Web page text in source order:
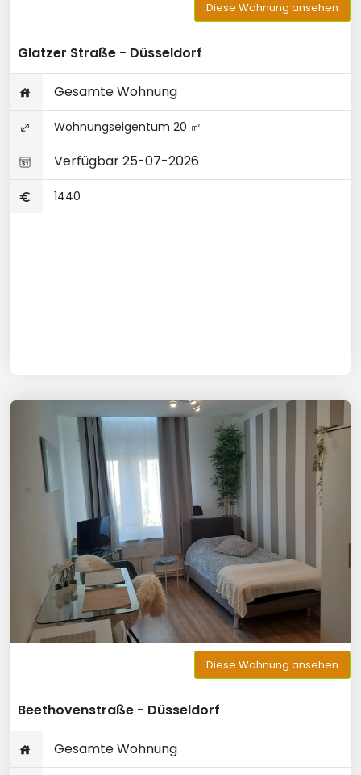
Diese Wohnung ansehen
Glatzer Straße - Düsseldorf
Gesamte Wohnung
Wohnungseigentum 20 ㎡
Verfügbar 25-07-2026
1440
Diese Wohnung ansehen
Beethovenstraße - Düsseldorf
Gesamte Wohnung